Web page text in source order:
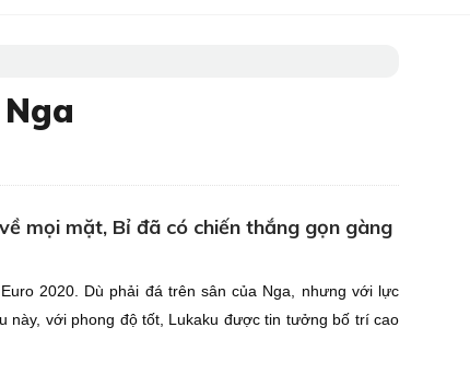
mọi mặt, Bỉ đã có chiến thắng gọn gàng
2020. Dù phải đá trên sân của Nga, nhưng với lực
này, với phong độ tốt, Lukaku được tin tưởng bố trí cao